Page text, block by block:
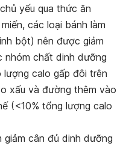
yếu qua thức ăn
các loại bánh làm
bột) nên được giảm
chất dinh dưỡng
calo gấp đôi trên
xấu và đường thêm vào
(<10% tổng lượng calo
cân đủ dinh dưỡng